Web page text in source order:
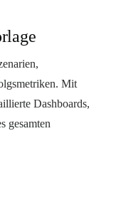
Mit
Dashboards,
gesamten